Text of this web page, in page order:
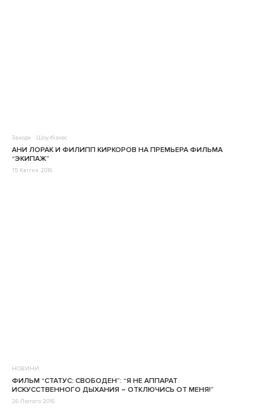
Заходи Шоу-бізнес
АНИ ЛОРАК И ФИЛИПП КИРКОРОВ НА ПРЕМЬЕРА ФИЛЬМА
“ЭКИПАЖ”
15 Квітня 2016
НОВИНИ
ФИЛЬМ “СТАТУС: СВОБОДЕН”: “Я НЕ АППАРАТ
ИСКУССТВЕННОГО ДЫХАНИЯ – ОТКЛЮЧИСЬ ОТ МЕНЯ!”
26 Лютого 2016